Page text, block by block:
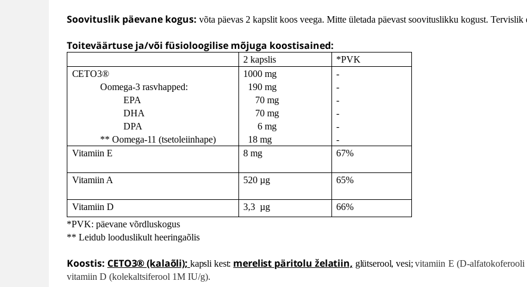
Soovituslik päevane kogus: võta päevas 2 kapslit koos veega. Mitte ületada päevast soovituslikku kogust.
Toiteväärtuse ja/või füsioloogilise mõjuga koostisained:
2 kapslis
*PVK
CETO3®
Oomega-3 rasvhapped:
EPA
DHA
DPA
** Oomega-11 (tsetoleiinhape)
1000 mg
190 mg
70 mg
70 mg
6 mg
18 mg
-
-
-
-
-
-
Vitamiin E
8 mg 67%
Vitamiin A 520µg 65%
Vitamiin D 3,3 µg
66%
*PVK: päevane võrdluskogus
** Leidub looduslikult heeringaõlis
Koostis: CETO3® (kalaõli); kapsli kest: merelist päritolu želatiin, glütserool, vesi;vitamiin E (D-alfatokoferooli
vitamiin D (kolekaltsiferool 1M IU/g).